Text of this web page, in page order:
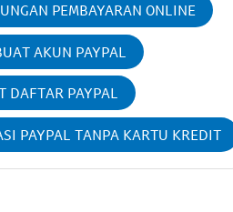
PEMBAYARAN ONLINE
AKUN PAYPAL
DAFTAR PAYPAL
PAYPAL TANPA KARTU KREDIT